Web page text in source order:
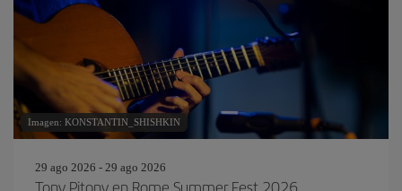
Imagen: KONSTANTIN_SHISHKIN
29 ago 2026 - 29 ago 2026
Tony Pitony en Rome Summer Fest 2026